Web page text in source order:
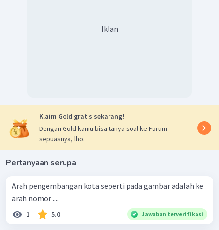
Iklan
Klaim Gold gratis sekarang!
Dengan Gold kamu bisa tanya soal ke Forum
sepuasnya, lho.
Pertanyaan serupa
Arah pengembangan kota seperti pada gambar adalah ke
arah nomor ....
1 5.0 Jawaban terverifikasi